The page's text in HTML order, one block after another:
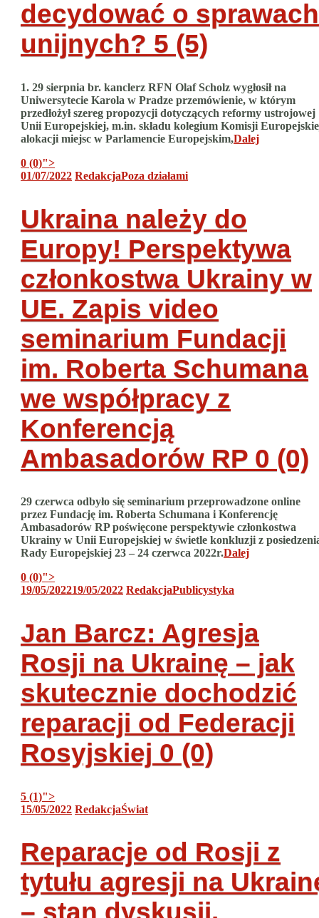
decydować o sprawach
unijnych? 5 (5)
1. 29 sierpnia br. kanclerz RFN Olaf Scholz wygłosił na
Uniwersytecie Karola w Pradze przemówienie, w którym
przedłożył szereg propozycji dotyczących reformy ustrojowej
Unii Europejskiej, m.in. składu kolegium Komisji
alokacji miejsc w Parlamencie Europejskim,Dalej
0 (0)">
01/07/2022 RedakcjaPoza działami
Ukraina należy do
Europy! Perspektywa
członkostwa Ukrainy w
UE. Zapis video
seminarium Fundacji
im. Roberta Schumana
we współpracy z
Konferencją
Ambasadorów RP 0 (0)
29 czerwca odbyło się seminarium przeprowadzone online
przez Fundację im. Roberta Schumana i Konferencję
Ambasadorów RP poświęcone perspektywie członkostwa
Ukrainy w Unii Europejskiej w świetle konkluzji z
Rady Europejskiej 23 – 24 czerwca 2022r.Dalej
0 (0)">
19/05/202219/05/2022 RedakcjaPublicystyka
Jan Barcz: Agresja
Rosji na Ukrainę – jak
skutecznie dochodzić
reparacji od Federacji
Rosyjskiej 0 (0)
5 (1)">
15/05/2022 RedakcjaŚwiat
Reparacje od Rosji z
tytułu agresji na